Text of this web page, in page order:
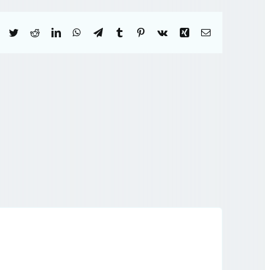
Facebook
TwitterRedditLinkedInWhatsApp
TelegramTumblr Pinterest
Vk Xing Correo